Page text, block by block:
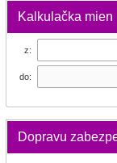
Kalkulačka mien
z:
do:
Dopravu